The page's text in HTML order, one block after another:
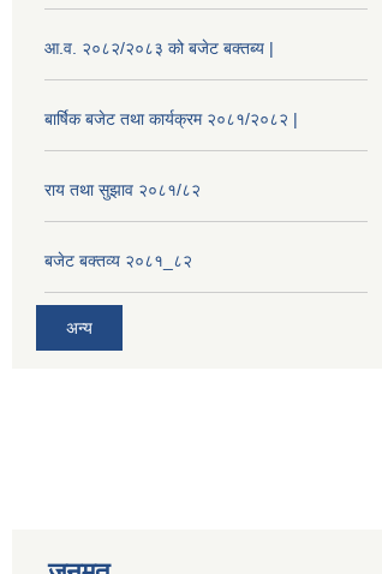
आ.व. २०८२/२०८३ को बजेट बक्तब्य |
बार्षिक बजेट तथा कार्यक्रम २०८१/२०८२ |
राय तथा सुझाव २०८१/८२
बजेट बक्तव्य २०८१_८२
अन्य